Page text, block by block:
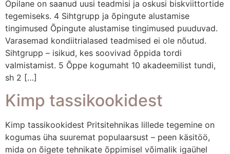
Õpilane on saanud uusi teadmisi ja oskusi biskviittortide
tegemiseks. 4 Sihtgrupp ja õpingute alustamise
tingimused Õpingute alustamise tingimused puuduvad.
Varasemad kondiitrialased teadmised ei ole nõutud.
Sihtgrupp – isikud, kes soovivad õppida tordi
valmistamist. 5 Õppe kogumaht 10 akadeemilist tundi,
sh 2 […]
Kimp tassikookidest
Kimp tassikookidest Pritsitehnikas lillede tegemine on
kogumas üha suuremat populaarsust – peen käsitöö,
mida on õigete tehnikate õppimisel võimalik igaühel